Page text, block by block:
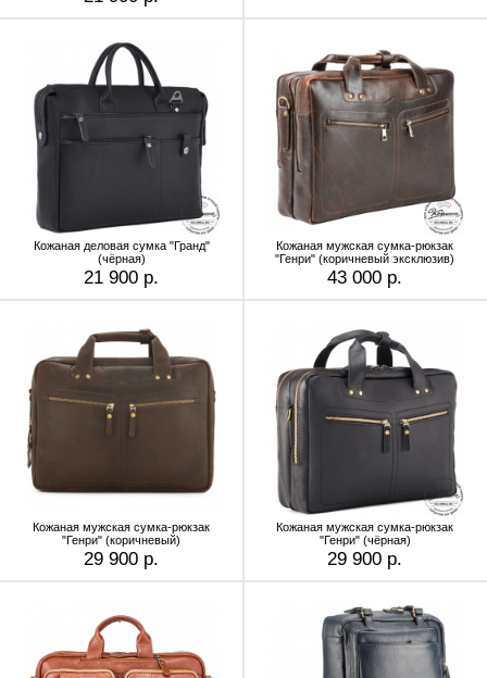
Кожаная деловая сумка "Гранд"
(чёрная)
21 900 р.
Кожаная мужская сумка-рюкзак
"Генри" (коричневый эксклюзив)
43 000 р.
Кожаная мужская сумка-рюкзак
"Генри" (коричневый)
29 900 р.
Кожаная мужская сумка-рюкзак
"Генри" (чёрная)
29 900 р.